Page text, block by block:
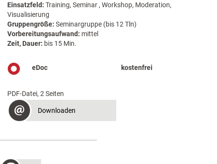
Einsatzfeld: Training, Seminar , Workshop, Moderation,
Visualisierung
Gruppengröße: Seminargruppe (bis 12 Tln)
Vorbereitungsaufwand: mittel
Zeit, Dauer: bis 15 Min.
eDoc kostenfrei
PDF-Datei, 2 Seiten
Downloaden